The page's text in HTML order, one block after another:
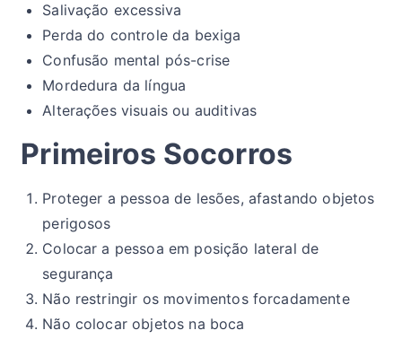
Salivação excessiva
Perda do controle da bexiga
Confusão mental pós-crise
Mordedura da língua
Alterações visuais ou auditivas
Primeiros Socorros
Proteger a pessoa de lesões, afastando objetos
perigosos
Colocar a pessoa em posição lateral de
segurança
Não restringir os movimentos forcadamente
Não colocar objetos na boca